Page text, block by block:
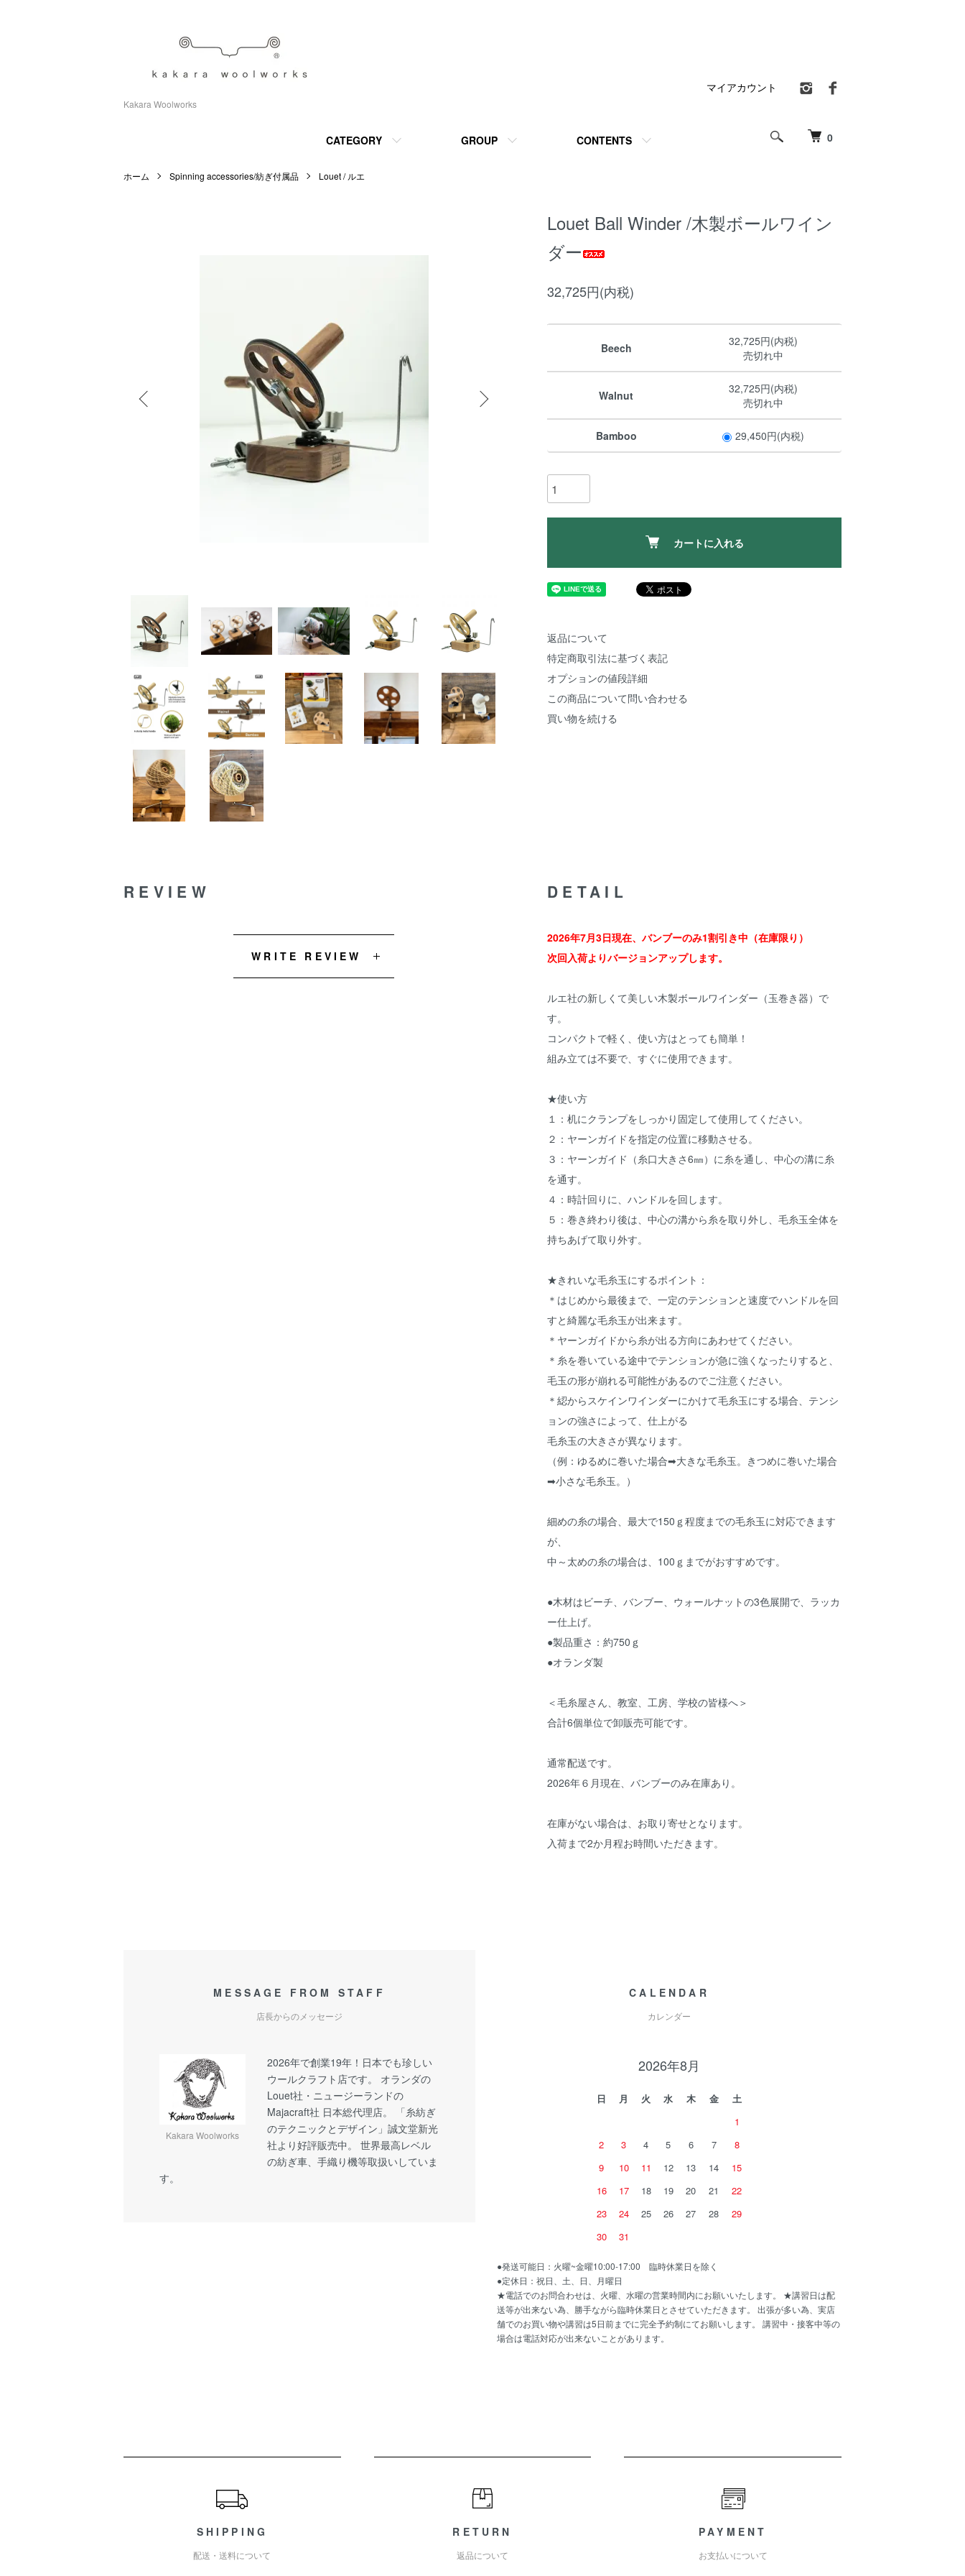
Kakara Woolworks
0
CATEGORY GROUP CONTENTS
マイアカウント
ホーム Spinning accessories/紡ぎ付属品 Louet / ルエ
Louet Ball Winder /木製ボールワイン
ダー
32,725円(内税)
Beech
32,725円(内税)
売切れ中
Walnut
32,725円(内税)
売切れ中
Bamboo 29,450円(内税)
カートに入れる
返品について
特定商取引法に基づく表記
オプションの値段詳細
この商品について問い合わせる
買い物を続ける
DETAIL
2026年7月3日現在、バンブーのみ1割引き中（在庫限り）
次回入荷よりバージョンアップします。
ルエ社の新しくて美しい木製ボールワインダー（玉巻き器）で
す。
コンパクトで軽く、使い方はとっても簡単！
組み立ては不要で、すぐに使用できます。
★使い方
１：机にクランプをしっかり固定して使用してください。
２：ヤーンガイドを指定の位置に移動させる。
３：ヤーンガイド（糸口大きさ6㎜）に糸を通し、中心の溝に糸
を通す。
４：時計回りに、ハンドルを回します。
５：巻き終わり後は、中心の溝から糸を取り外し、毛糸玉全体を
持ちあげて取り外す。
★きれいな毛糸玉にするポイント：
＊はじめから最後まで、一定のテンションと速度でハンドルを回
すと綺麗な毛糸玉が出来ます。
＊ヤーンガイドから糸が出る方向にあわせてください。
＊糸を巻いている途中でテンションが急に強くなったりすると、
毛玉の形が崩れる可能性があるのでご注意ください。
＊綛からスケインワインダーにかけて毛糸玉にする場合、テンシ
ョンの強さによって、仕上がる
毛糸玉の大きさが異なります。
（例：ゆるめに巻いた場合➡大きな毛糸玉。きつめに巻いた場合
➡小さな毛糸玉。）
細めの糸の場合、最大で150ｇ程度までの毛糸玉に対応できます
が、
中～太めの糸の場合は、100ｇまでがおすすめです。
●木材はビーチ、バンブー、ウォールナットの3色展開で、ラッカ
ー仕上げ。
●製品重さ：約750ｇ
●オランダ製
＜毛糸屋さん、教室、工房、学校の皆様へ＞
合計6個単位で卸販売可能です。
通常配送です。
2026年６月現在、バンブーのみ在庫あり。
在庫がない場合は、お取り寄せとなります。
入荷まで2か月程お時間いただきます。
REVIEW
WRITE REVIEW
MESSAGE FROM STAFF
店長からのメッセージ
Kakara Woolworks
2026年で創業19年！日本でも珍しい
ウールクラフト店です。 オランダの
Louet社・ニュージーランドの
Majacraft社 日本総代理店。 「糸紡ぎ
のテクニックとデザイン」誠文堂新光
社より好評販売中。 世界最高レベル
の紡ぎ車、手織り機等取扱いしていま
す。
CALENDAR
カレンダー
2026年8月
日 月 火 水 木 金
土
1
2
3 4 5 6 7
8
9
10 11 12 13 14
15
16
17 18 19 20 21
22
23
24 25 26 27 28
29
30
31
●発送可能日：火曜~金曜10:00-17:00 臨時休業日を除く
●定休日：祝日、土、日、月曜日
★電話でのお問合わせは、火曜、水曜の営業時間内にお願いいたします。 ★講習日は配
送等が出来ない為、勝手ながら臨時休業日とさせていただきます。 出張が多い為、実店
舗でのお買い物や講習は5日前までに完全予約制にてお願いします。 講習中・接客中等の
場合は電話対応が出来ないことがあります。
SHIPPING
配送・送料について
RETURN
返品について
PAYMENT
お支払いについて